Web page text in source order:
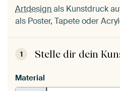
Artdesignals Kunstdruck
als Poster, Tapete oder
1 Stelle dir dein
Material